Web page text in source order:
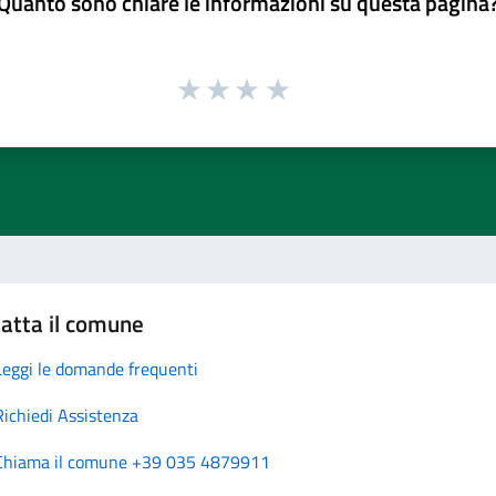
il comune
le domande frequenti
Assistenza
il comune +39 035 4879911